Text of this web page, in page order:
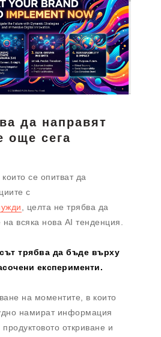
да направят
още сега
се опитват да
с
, целта не трябва да
всяка нова AI тенденция.
трябва да бъде върху
експерименти.
на моментите, в които
намират информация
откриване и